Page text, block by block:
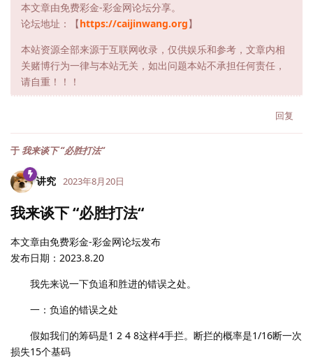
本文章由免费彩金-彩金网论坛分享。
论坛地址：【https://caijinwang.org】
本站资源全部来源于互联网收录，仅供娱乐和参考，文章内相
关赌博行为一律与本站无关，如出问题本站不承担任何责任，
请自重！！！
回复
于我来谈下 “必胜打法“
讲究 2023年8月20日
我来谈下 “必胜打法“
本文章由免费彩金-彩金网论坛发布
发布日期：2023.8.20
我先来说一下负追和胜进的错误之处。
一：负追的错误之处
假如我们的筹码是1 2 4 8这样4手拦。断拦的概率是1/16断一次
损失15个基码